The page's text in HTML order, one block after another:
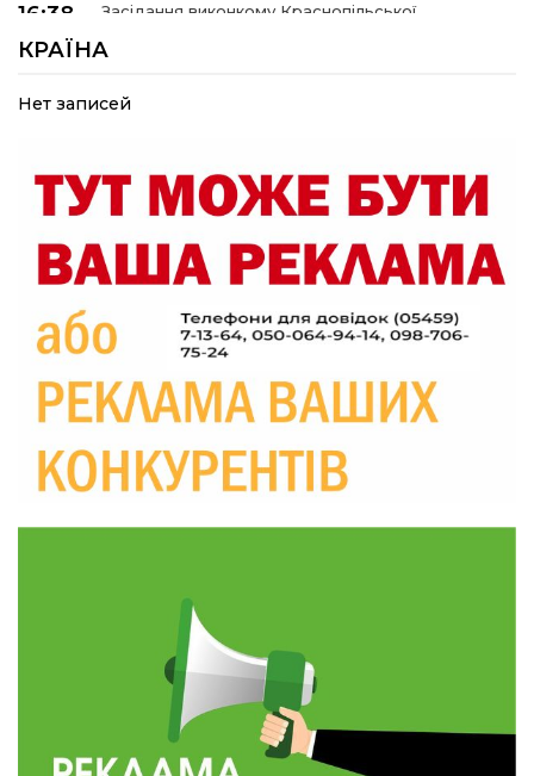
16:38
05 сер
Засідання виконкому Краснопільської
знищене житло та соціальний захист дітей
16:26
Краснопільщина під ворожими ударами: у
09:33
Не лише документи: несподівані речі, які
можуть врятувати життя під час обстрілу
09:26
05 сер
Що робити, якщо в нотаріальному документі
18:39
04 сер
разом створюють унікальний телепроєкт
09:52
04 сер
Родина Степаненків: від квітучого
прикордоння до втраченого дому
«Все закінчиться, приїду й одружуся…»: Пам’яті
26-річного Захисника Богдана Ємця (ВІДЕО)
Паливо по 100 грн та ризик дефіциту: чому в
Україні різко зростають ціни на АЗС
КРАЇНА
Нет записей